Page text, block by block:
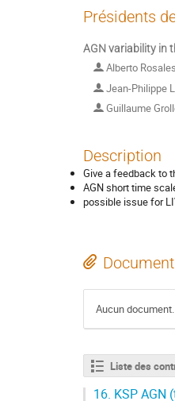
Présidents
AGN variability in
Alberto
Jean-Philippe
Guillaume
Description
Give a feedback to
AGN short time
possible issue for
Aucun document.
Liste des
16. KSP AGN